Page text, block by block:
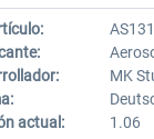
MK
actual:
1.06